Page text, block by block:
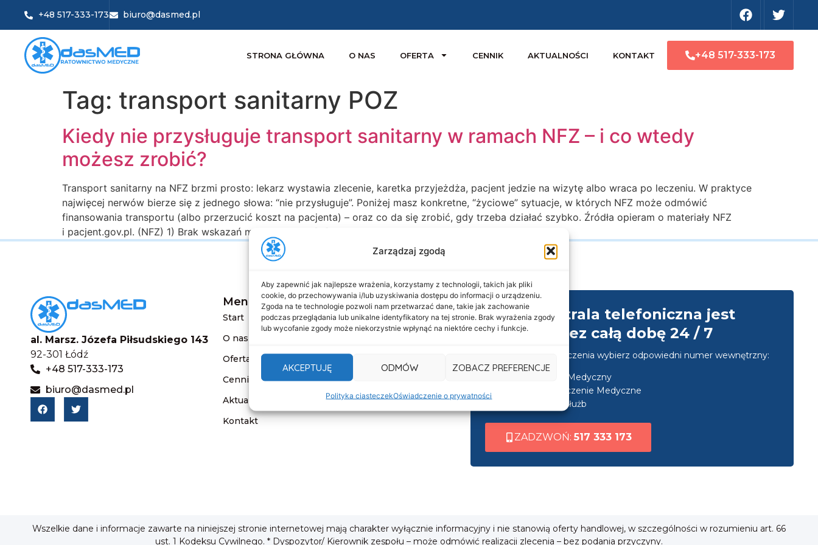
Zarządzaj zgodą
Aby zapewnić jak najlepsze wrażenia, korzystamy z technologii, takich jak pliki
cookie, do przechowywania i/lub uzyskiwania dostępu do informacji o urządzeniu.
Zgoda na te technologie pozwoli nam przetwarzać dane, takie jak zachowanie
podczas przeglądania lub unikalne identyfikatory na tej stronie. Brak wyrażenia zgody
lub wycofanie zgody może niekorzystnie wpłynąć na niektóre cechy i funkcje.
AKCEPTUJĘ ODMÓW ZOBACZ PREFERENCJE
Polityka ciasteczekOświadczenie o prywatności
+48 517-333-173 biuro@dasmed.pl
STRONA GŁÓWNA O NAS OFERTA CENNIK AKTUALNOŚCI KONTAKT +48 517-333-173
Tag: transport sanitarny POZ
Kiedy nie przysługuje transport sanitarny w ramach NFZ – i co wtedy
możesz zrobić?
Transport sanitarny na NFZ brzmi prosto: lekarz wystawia zlecenie, karetka przyjeżdża, pacjent jedzie na wizytę albo wraca po leczeniu. W praktyce
najwięcej nerwów bierze się z jednego słowa: “nie przysługuje”. Poniżej masz konkretne, “życiowe” sytuacje, w których NFZ może odmówić
finansowania transportu (albo przerzucić koszt na pacjenta) – oraz co da się zrobić, gdy trzeba działać szybko. Źródła opieram o materiały NFZ
i pacjent.gov.pl. (NFZ) 1) Brak wskazań medycznych – […]
al. Marsz. Józefa Piłsudskiego 143
92-301 Łódź
+48 517-333-173
biuro@dasmed.pl
Menu
Start
O nas
Oferta
Cennik
Aktualności
Kontakt
Informacje
Deklaracja dostępności
Polityka prywatności
Cookies
Nasza centrala telefoniczna jest
czynna przez całą dobę 24 / 7
Po nawiązaniu połączenia wybierz odpowiedni numer wewnętrzny:
wew. 1 ➜ Transport Medyczny
wew. 2 ➜ Zabezpieczenie Medyczne
wew. 3 ➜ Obsługa służb
ZADZWOŃ:517 333 173
Wszelkie dane i informacje zawarte na niniejszej stronie internetowej mają charakter wyłącznie informacyjny i nie stanowią oferty handlowej, w szczególności w rozumieniu art. 66
ust. 1 Kodeksu Cywilnego. * Dyspozytor/ Kierownik zespołu – może odmówić realizacji zlecenia – bez podania przyczyny.